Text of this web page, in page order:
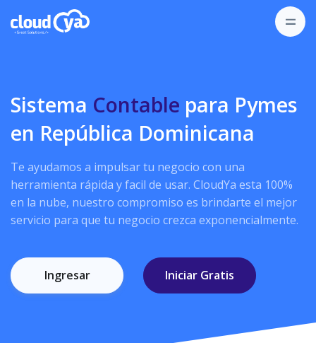
Sistema Contable para Pymes
en República Dominicana
Te ayudamos a impulsar tu negocio con una
herramienta rápida y facil de usar. CloudYa esta 100%
en la nube, nuestro compromiso es brindarte el mejor
servicio para que tu negocio crezca exponencialmente.
Ingresar Iniciar Gratis